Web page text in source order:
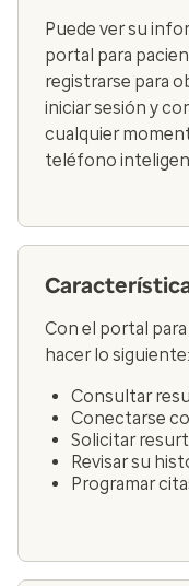
Puede ver su
portal para
registrarse para
iniciar sesión y
cualquier
teléfono
Con el portal
hacer lo siguiente:
Consultar
Conectarse
Solicitar
Revisar su
Programar